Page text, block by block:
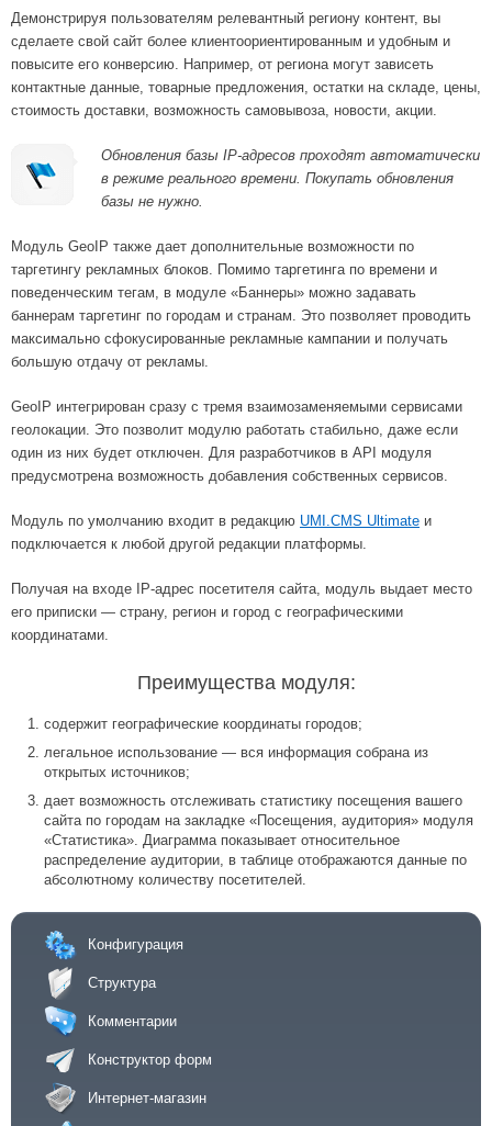
Демонстрируя пользователям релевантный региону контент, вы
сделаете свой сайт более клиентоориентированным и удобным и
повысите его конверсию. Например, от региона могут зависеть
контактные данные, товарные предложения, остатки на складе, цены,
стоимость доставки, возможность самовывоза, новости, акции.
Обновления базы IP-адресов проходят автоматически
в режиме реального времени. Покупать обновления
базы не нужно.
Модуль GeoIP также дает дополнительные возможности по
таргетингу рекламных блоков. Помимо таргетинга по времени и
поведенческим тегам, в модуле «Баннеры» можно задавать
баннерам таргетинг по городам и странам. Это позволяет проводить
максимально сфокусированные рекламные кампании и получать
большую отдачу от рекламы.
GeoIP интегрирован сразу с тремя взаимозаменяемыми сервисами
геолокации. Это позволит модулю работать стабильно, даже если
один из них будет отключен. Для разработчиков в API модуля
предусмотрена возможность добавления собственных сервисов.
Модуль по умолчанию входит в редакцию UMI.CMS Ultimate и
подключается к любой другой редакции платформы.
Получая на входе IP-адрес посетителя сайта, модуль выдает место
его приписки — страну, регион и город с географическими
координатами.
Преимущества модуля:
содержит географические координаты городов;
легальное использование — вся информация собрана из
открытых источников;
дает возможность отслеживать статистику посещения вашего
сайта по городам на закладке «Посещения, аудитория» модуля
«Статистика». Диаграмма показывает относительное
распределение аудитории, в таблице отображаются данные по
абсолютному количеству посетителей.
Конфигурация
Структура
Комментарии
Конструктор форм
Интернет-магазин